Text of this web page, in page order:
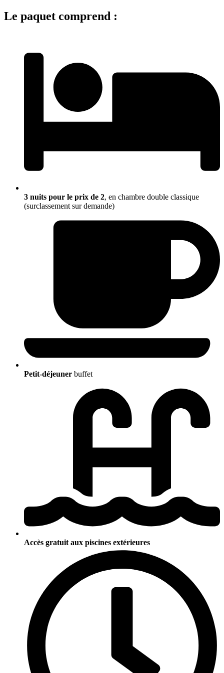
Le paquet comprend :
3 nuits pour le prix de 2, en chambre double classique
(surclassement sur demande)
Petit-déjeuner buffet
Accès gratuit aux piscines extérieures